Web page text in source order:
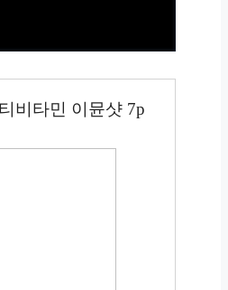
비타민 이뮨샷 7p